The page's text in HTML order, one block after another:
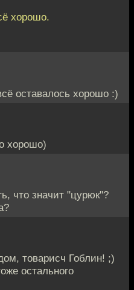
хорошо.
оставалось хорошо :)
хорошо)
что значит "цурюк"?
товарисч Гоблин! ;)
остального